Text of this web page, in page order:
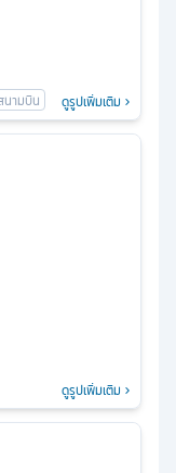
ดูรูปเพิ่มเติม
ดูรูปเพิ่มเติม